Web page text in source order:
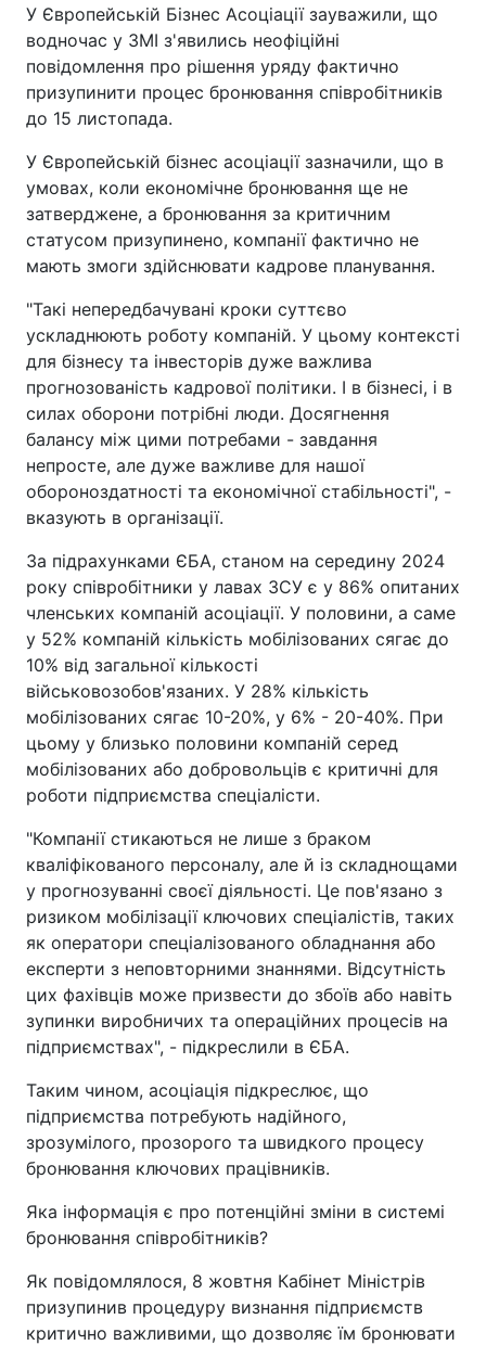
У Європейській Бізнес Асоціації зауважили, що
водночас у ЗМІ з'явились неофіційні
повідомлення про рішення уряду фактично
призупинити процес бронювання співробітників
до 15 листопада.
У Європейській бізнес асоціації зазначили, що в
умовах, коли економічне бронювання ще не
затверджене, а бронювання за критичним
статусом призупинено, компанії фактично не
мають змоги здійснювати кадрове планування.
"Такі непередбачувані кроки суттєво
ускладнюють роботу компаній. У цьому контексті
для бізнесу та інвесторів дуже важлива
прогнозованість кадрової політики. І в бізнесі, і в
силах оборони потрібні люди. Досягнення
балансу між цими потребами - завдання
непросте, але дуже важливе для нашої
обороноздатності та економічної стабільності", -
вказують в організації.
За підрахунками ЄБА, станом на середину 2024
року співробітники у лавах ЗСУ є у 86% опитаних
членських компаній асоціації. У половини, а саме
у 52% компаній кількість мобілізованих сягає до
10% від загальної кількості
військовозобов'язаних. У 28% кількість
мобілізованих сягає 10-20%, у 6% - 20-40%. При
цьому у близько половини компаній серед
мобілізованих або добровольців є критичні для
роботи підприємства спеціалісти.
"Компанії стикаються не лише з браком
кваліфікованого персоналу, але й із складнощами
у прогнозуванні своєї діяльності. Це пов'язано з
ризиком мобілізації ключових спеціалістів, таких
як оператори спеціалізованого обладнання або
експерти з неповторними знаннями. Відсутність
цих фахівців може призвести до збоїв або навіть
зупинки виробничих та операційних процесів на
підприємствах", - підкреслили в ЄБА.
Таким чином, асоціація підкреслює, що
підприємства потребують надійного,
зрозумілого, прозорого та швидкого процесу
бронювання ключових працівників.
Яка інформація є про потенційні зміни в системі
бронювання співробітників?
Як повідомлялося, 8 жовтня Кабінет Міністрів
призупинив процедуру визнання підприємств
критично важливими, що дозволяє їм бронювати